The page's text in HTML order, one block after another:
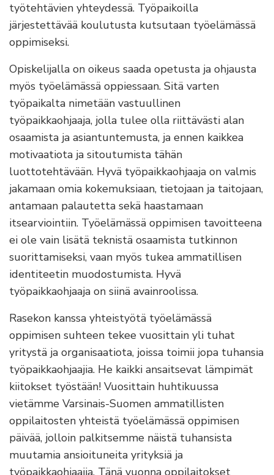
työtehtävien yhteydessä. Työpaikoilla
järjestettävää koulutusta kutsutaan työelämässä
oppimiseksi.
Opiskelijalla on oikeus saada opetusta ja ohjausta
myös työelämässä oppiessaan. Sitä varten
työpaikalta nimetään vastuullinen
työpaikkaohjaaja, jolla tulee olla riittävästi alan
osaamista ja asiantuntemusta, ja ennen kaikkea
motivaatiota ja sitoutumista tähän
luottotehtävään. Hyvä työpaikkaohjaaja on valmis
jakamaan omia kokemuksiaan, tietojaan ja taitojaan,
antamaan palautetta sekä haastamaan
itsearviointiin. Työelämässä oppimisen tavoitteena
ei ole vain lisätä teknistä osaamista tutkinnon
suorittamiseksi, vaan myös tukea ammatillisen
identiteetin muodostumista. Hyvä
työpaikkaohjaaja on siinä avainroolissa.
Rasekon kanssa yhteistyötä työelämässä
oppimisen suhteen tekee vuosittain yli tuhat
yritystä ja organisaatiota, joissa toimii jopa tuhansia
työpaikkaohjaajia. He kaikki ansaitsevat lämpimät
kiitokset työstään! Vuosittain huhtikuussa
vietämme Varsinais-Suomen ammatillisten
oppilaitosten yhteistä työelämässä oppimisen
päivää, jolloin palkitsemme näistä tuhansista
muutamia ansioituneita yrityksiä ja
työpaikkaohjaajia. Tänä vuonna oppilaitokset